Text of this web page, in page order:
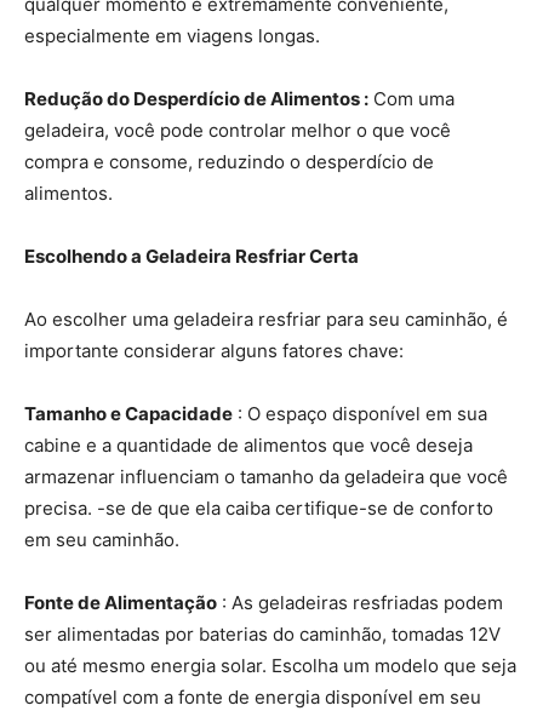
qualquer momento é extremamente conveniente,
especialmente em viagens longas.
Redução do Desperdício de Alimentos : Com uma
geladeira, você pode controlar melhor o que você
compra e consome, reduzindo o desperdício de
alimentos.
Escolhendo a Geladeira Resfriar Certa
Ao escolher uma geladeira resfriar para seu caminhão, é
importante considerar alguns fatores chave:
Tamanho e Capacidade : O espaço disponível em sua
cabine e a quantidade de alimentos que você deseja
armazenar influenciam o tamanho da geladeira que você
precisa. -se de que ela caiba certifique-se de conforto
em seu caminhão.
Fonte de Alimentação : As geladeiras resfriadas podem
ser alimentadas por baterias do caminhão, tomadas 12V
ou até mesmo energia solar. Escolha um modelo que seja
compatível com a fonte de energia disponível em seu